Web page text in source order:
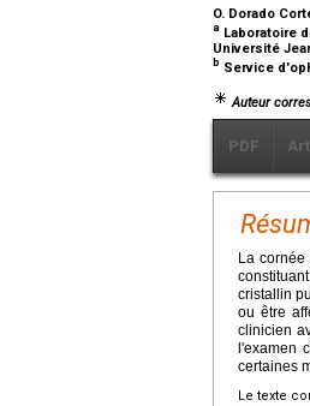
O. Dorado
a Laboratoire
Université
b Service
Auteur
PDF
La
cristallin
ou être
clinicien
l'examen
certaines
Le texte